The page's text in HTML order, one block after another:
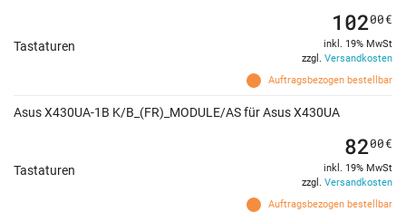
Tastaturen
Auftragsbezogen bestellbar
10200€
inkl. 19% MwSt
zzgl. Versandkosten
Asus X430UA-1B K/B_(FR)_MODULE/AS für Asus X430UA
Tastaturen
Auftragsbezogen bestellbar
8200€
inkl. 19% MwSt
zzgl. Versandkosten